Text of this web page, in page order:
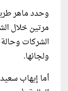
وحدد ماهر
مرتين خلال
الشركات
ولجانها.
أما إيهاب